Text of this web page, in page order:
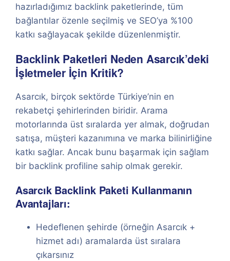
hazırladığımız backlink paketlerinde, tüm
bağlantılar özenle seçilmiş ve SEO’ya %100
katkı sağlayacak şekilde düzenlenmiştir.
Backlink Paketleri Neden Asarcık’deki
İşletmeler İçin Kritik?
Asarcık, birçok sektörde Türkiye’nin en
rekabetçi şehirlerinden biridir. Arama
motorlarında üst sıralarda yer almak, doğrudan
satışa, müşteri kazanımına ve marka bilinirliğine
katkı sağlar. Ancak bunu başarmak için sağlam
bir backlink profiline sahip olmak gerekir.
Asarcık Backlink Paketi Kullanmanın
Avantajları:
Hedeflenen şehirde (örneğin Asarcık +
hizmet adı) aramalarda üst sıralara
çıkarsınız